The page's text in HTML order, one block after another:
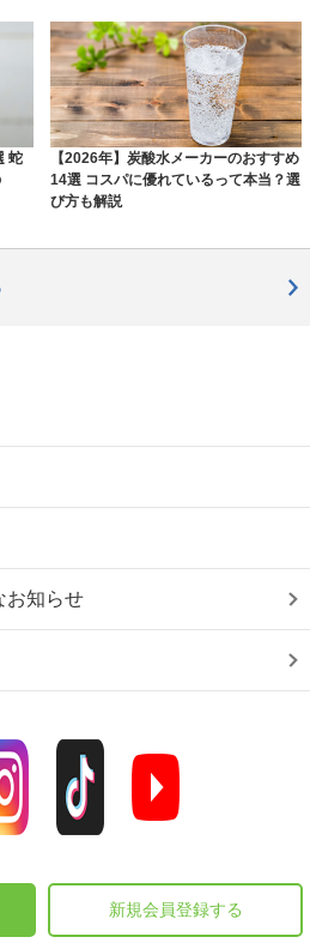
蛇
【2026年】炭酸水メーカーのおすすめ
14選 コスパに優れているって本当？選
び方も解説
お知らせ
新規会員登録する